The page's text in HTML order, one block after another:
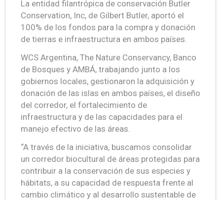
La entidad filantrópica de conservación Butler
Conservation, Inc, de Gilbert Butler, aportó el
100% de los fondos para la compra y donación
de tierras e infraestructura en ambos países.
WCS Argentina, The Nature Conservancy, Banco
de Bosques y AMBÁ, trabajando junto a los
gobiernos locales, gestionaron la adquisición y
donación de las islas en ambos países, el diseño
del corredor, el fortalecimiento de
infraestructura y de las capacidades para el
manejo efectivo de las áreas.
“A través de la iniciativa, buscamos consolidar
un corredor biocultural de áreas protegidas para
contribuir a la conservación de sus especies y
hábitats, a su capacidad de respuesta frente al
cambio climático y al desarrollo sustentable de